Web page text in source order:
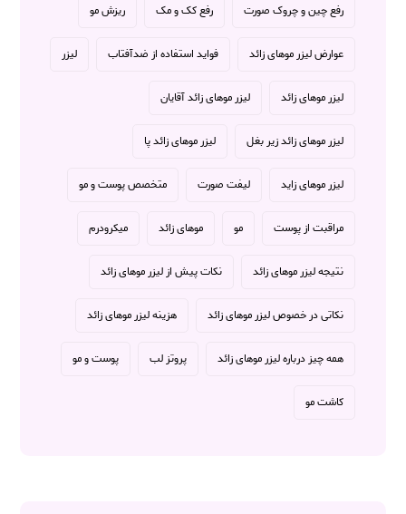
رفع چین و چروک صورت رفع کک و مک ریزش مو
عوارض لیزر موهای زائد فواید استفاده از ضدآفتاب لیزر
لیزر موهای زائد لیزر موهای زائد آقایان
لیزر موهای زائد زیر بغل لیزر موهای زائد پا
لیزر موهای زاید لیفت صورت متخصص پوست و مو
مراقبت از پوست مو موهای زائد میکرودرم
نتیجه لیزر موهای زائد نکات پیش از لیزر موهای زائد
نکاتی در خصوص لیزر موهای زائد هزینه لیزر موهای زائد
همه چیز درباره لیزر موهای زائد پروتز لب پوست و مو
کاشت مو